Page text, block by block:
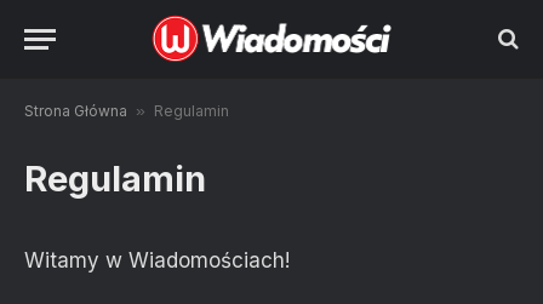
Strona Główna » Regulamin
Regulamin
Witamy w Wiadomościach!